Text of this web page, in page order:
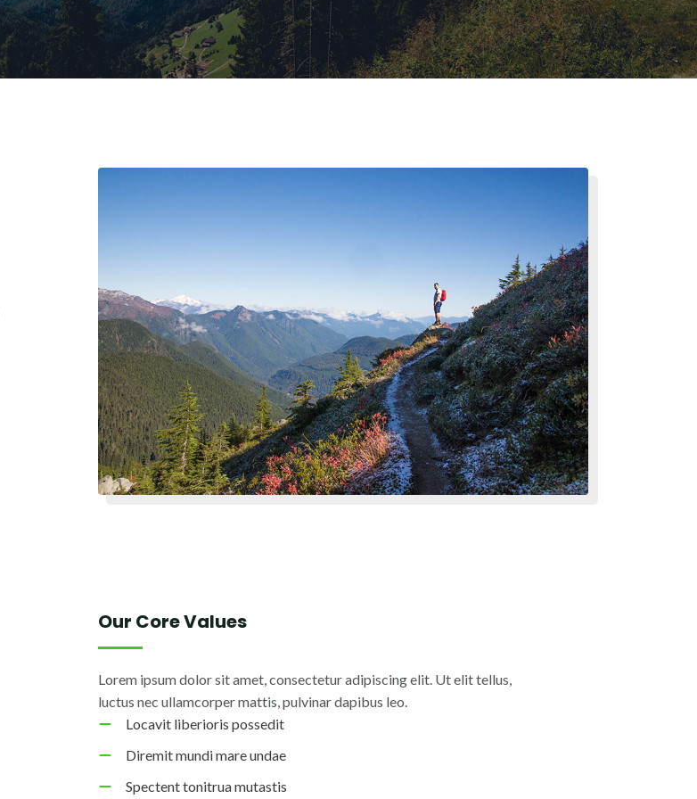
Our Core Values
Lorem ipsum dolor sit amet, consectetur adipiscing elit. Ut elit tellus,
luctus nec ullamcorper mattis, pulvinar dapibus leo.
Locavit liberioris possedit
Diremit mundi mare undae
Spectent tonitrua mutastis